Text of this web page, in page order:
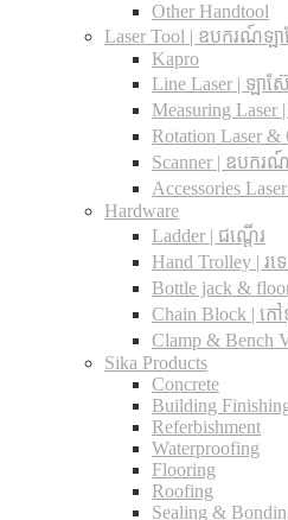
Other Handtool
Laser Tool | ឧបករណ៍ឡ
Kapro
Line Laser | ឡាស៊ែ
Measuring Laser
Rotation Laser
Scanner | ឧបករណ៍
Accessories
Hardware
Ladder | ជណ្តើរ
Hand Trolley | រទ
Bottle jack &
Chain Block | ក
Clamp & Bench
Sika Products
Concrete
Building
Referbishment
Waterproofing
Flooring
Roofing
Sealing &